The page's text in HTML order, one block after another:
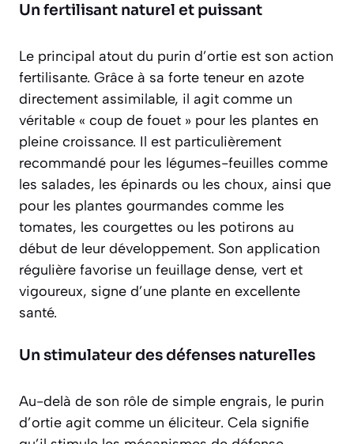
Un fertilisant naturel et puissant
Le principal atout du purin d’ortie est son action
fertilisante. Grâce à sa forte teneur en azote
directement assimilable, il agit comme un
véritable « coup de fouet » pour les plantes en
pleine croissance. Il est particulièrement
recommandé pour les légumes-feuilles comme
les salades, les épinards ou les choux, ainsi que
pour les plantes gourmandes comme les
tomates, les courgettes ou les potirons au
début de leur développement. Son application
régulière favorise un feuillage dense, vert et
vigoureux, signe d’une plante en excellente
santé.
Un stimulateur des défenses naturelles
Au-delà de son rôle de simple engrais, le purin
d’ortie agit comme un éliciteur. Cela signifie